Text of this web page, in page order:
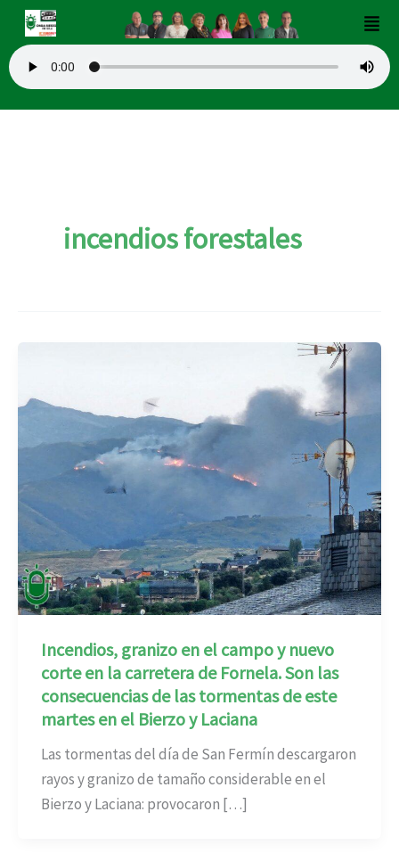
contenido
incendios forestales
Incendios, granizo en el campo y nuevo
corte en la carretera de Fornela. Son las
consecuencias de las tormentas de este
martes en el Bierzo y Laciana
Las tormentas del día de San Fermín descargaron
rayos y granizo de tamaño considerable en el
Bierzo y Laciana: provocaron […]